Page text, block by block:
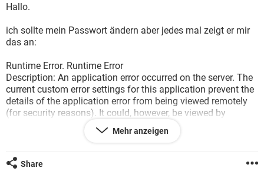
WINDOWS 10
WHATSAPP TIKTOK
WINDOWS 10
WHATSAPP
FACEBOOK HARDWARE
Hallo.
ich sollte mein Passwort ändern aber jedes mal zeigt er mir
das an:
Runtime Error. Runtime Error
Description: An application error occurred on the server. The
current custom error settings for this application prevent the
details of the application error from being viewed remotely
(for security reasons). It could, however, be viewed by
browsers running on the local server machine.
to be viewable on remote machines, please create a
Mehr anzeigen
Share